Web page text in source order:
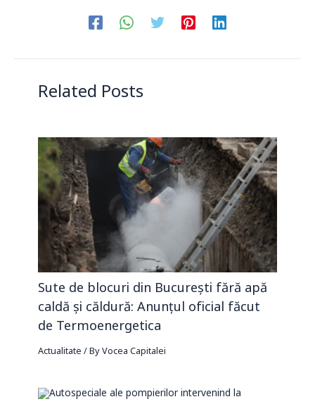
Related Posts
Sute de blocuri din București fără apă
caldă și căldură: Anunțul oficial făcut
de Termoenergetica
Actualitate / ByVocea Capitalei